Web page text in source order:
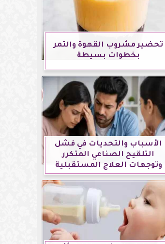
تحضير مشروب القهوة والتمر
بخطوات بسيطة
الأسباب والتحديات في فشل
التلقيح الصناعي المتكرر
وتوجهات العلاج المستقبلية